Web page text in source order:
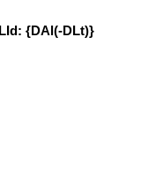
LId: {DAl(-DLt)}